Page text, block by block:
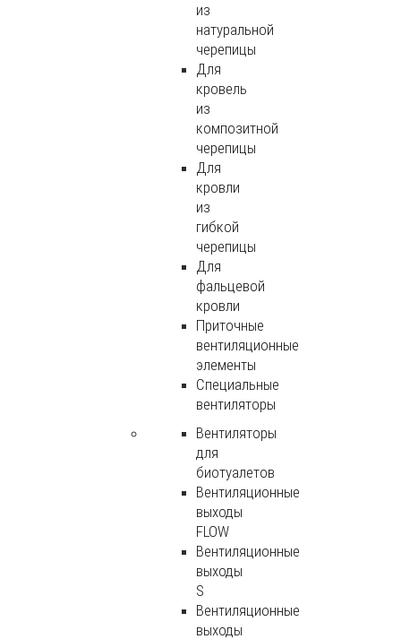
из
натуральной
черепицы
Для
кровель
из
композитной
черепицы
Для
кровли
из
гибкой
черепицы
Для
фальцевой
кровли
Приточные
вентиляционные
элементы
Специальные
вентиляторы
Вентиляторы
для
биотуалетов
Вентиляционные
выходы
FLOW
Вентиляционные
выходы
S
Вентиляционные
выходы